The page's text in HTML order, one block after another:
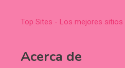
Top Sites - Los mejores sitios
Acerca de